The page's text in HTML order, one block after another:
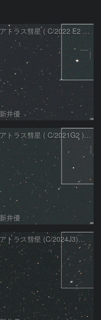
アトラス彗星 ( C/2022 E2 )：2026/07/27
新井優
アトラス彗星 ( C/2021G2 )：2026/07/09
新井優
アトラス彗星 (C/2024J3)：2026/07/09